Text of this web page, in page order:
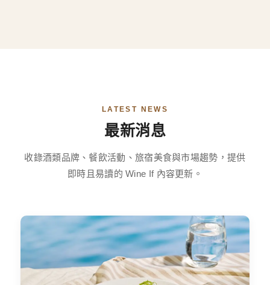
LATEST NEWS
最新消息
收錄酒類品牌、餐飲活動、旅宿美食與市場趨勢，提供
即時且易讀的 Wine If 內容更新。